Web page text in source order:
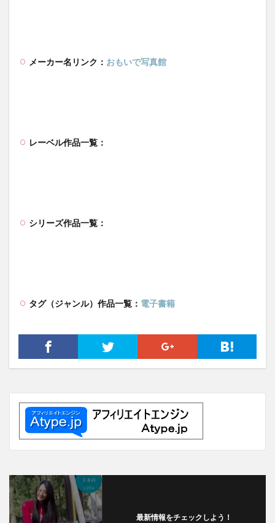
メーカー名リンク： おもいで写真館
レーベル作品一覧：
シリーズ作品一覧：
タグ（ジャンル）作品一覧： 電子書籍
最新情報をチェックしよう！